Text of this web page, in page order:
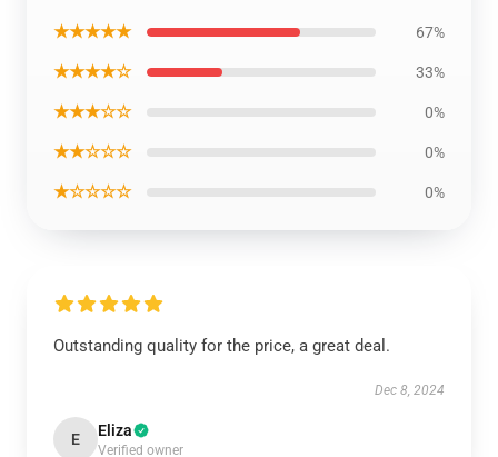
★★★★★ 67%
★★★★☆ 33%
★★★☆☆ 0%
★★☆☆☆ 0%
★☆☆☆☆ 0%
Outstanding quality for the price, a great deal.
Dec 8, 2024
E Eliza
Verified owner